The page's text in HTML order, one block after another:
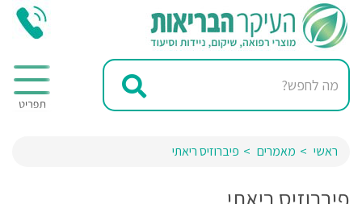
ראשי מאמרים פיברוזיס ריאתי